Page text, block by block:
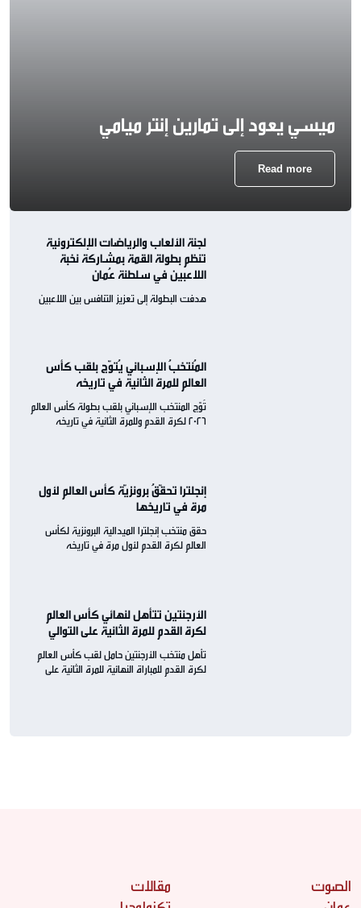
ميسي يعود إلى تمارين إنتر ميامي
Read more
لجنة الألعاب والرياضات الإلكترونية
تنظم بطولة القمة بمشاركة نخبة
اللاعبين في سلطنة عُمان
هدفت البطولة إلى تعزيز التنافس بين اللاعبين
المُنتخبُ الإسباني يُتوّج بلقب كأس
العالم للمرة الثانية في تاريخه
تُوّج المنتخب الإسباني بلقب بطولة كأس العالم
2026 لكرة القدم وللمرة الثانية في تاريخه
إنجلترا تحقّقُ برونزيّة كأس العالم لأول
مرة في تاريخها
حقق منتخب إنجلترا الميدالية البرونزية لكأس
العالم لكرة القدم لأول مرة في تاريخه
الأرجنتين تتأهل لنهائي كأس العالم
لكرة القدم للمرة الثانية على التوالي
تأهل منتخب الأرجنتين حامل لقب كأس العالم
لكرة القدم للمباراة النهائية للمرة الثانية على
الصوت
مقالات